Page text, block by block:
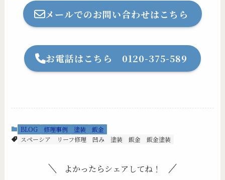
メールでのお問い合わせはこちら
お電話はこちら 0120-375-589
BLOG 修理事例 塗装
鈑金
スペーシア
リーフ修理 凹み 塗装 鈑金 鈑金塗装
よかったらシェアしてね！